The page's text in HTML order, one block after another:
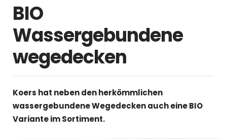
BIO
Wassergebundene
wegedecken
Koers hat neben den herkömmlichen
wassergebundene Wegedecken auch eine BIO
Variante im Sortiment.